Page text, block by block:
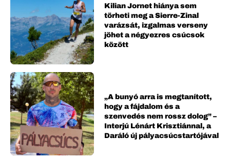
Kilian Jornet hiánya sem
törheti meg a Sierre-Zinal
varázsát, izgalmas verseny
jöhet a négyezres csúcsok
között
„A bunyó arra is megtanított,
hogy a fájdalom és a
szenvedés nem rossz dolog” –
Interjú Lénárt Krisztiánnal, a
Daráló új pályacsúcstartójával